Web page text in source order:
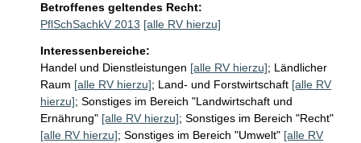
Betroffenes geltendes Recht:
PflSchSachkV 2013 [alle RV hierzu]
Interessenbereiche:
Handel und Dienstleistungen [alle RV hierzu]; Ländlicher
Raum [alle RV hierzu]; Land- und Forstwirtschaft [alle RV
hierzu]; Sonstiges im Bereich "Landwirtschaft und
Ernährung" [alle RV hierzu]; Sonstiges im Bereich "Recht"
[alle RV hierzu]; Sonstiges im Bereich "Umwelt" [alle RV